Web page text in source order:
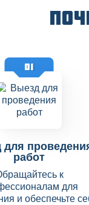
01
для
работ
к
для
и обеспечьте